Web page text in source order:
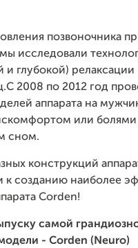
позвоночника
исследовали
и глубокой) релаксации
2008 по 2012 год
аппарата на
или болями
сном.
конструкций
созданию наиболее
Corden!
самой
- Corden (Neuro)